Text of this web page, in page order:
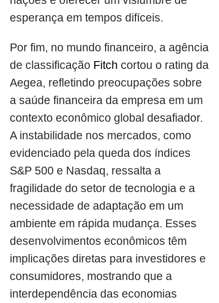
esperança em tempos difíceis.
Por fim, no mundo financeiro, a agência
de classificação Fitch cortou o rating da
Aegea, refletindo preocupações sobre
a saúde financeira da empresa em um
contexto econômico global desafiador.
A instabilidade nos mercados, como
evidenciado pela queda dos índices
S&P 500 e Nasdaq, ressalta a
fragilidade do setor de tecnologia e a
necessidade de adaptação em um
ambiente em rápida mudança. Esses
desenvolvimentos econômicos têm
implicações diretas para investidores e
consumidores, mostrando que a
interdependência das economias